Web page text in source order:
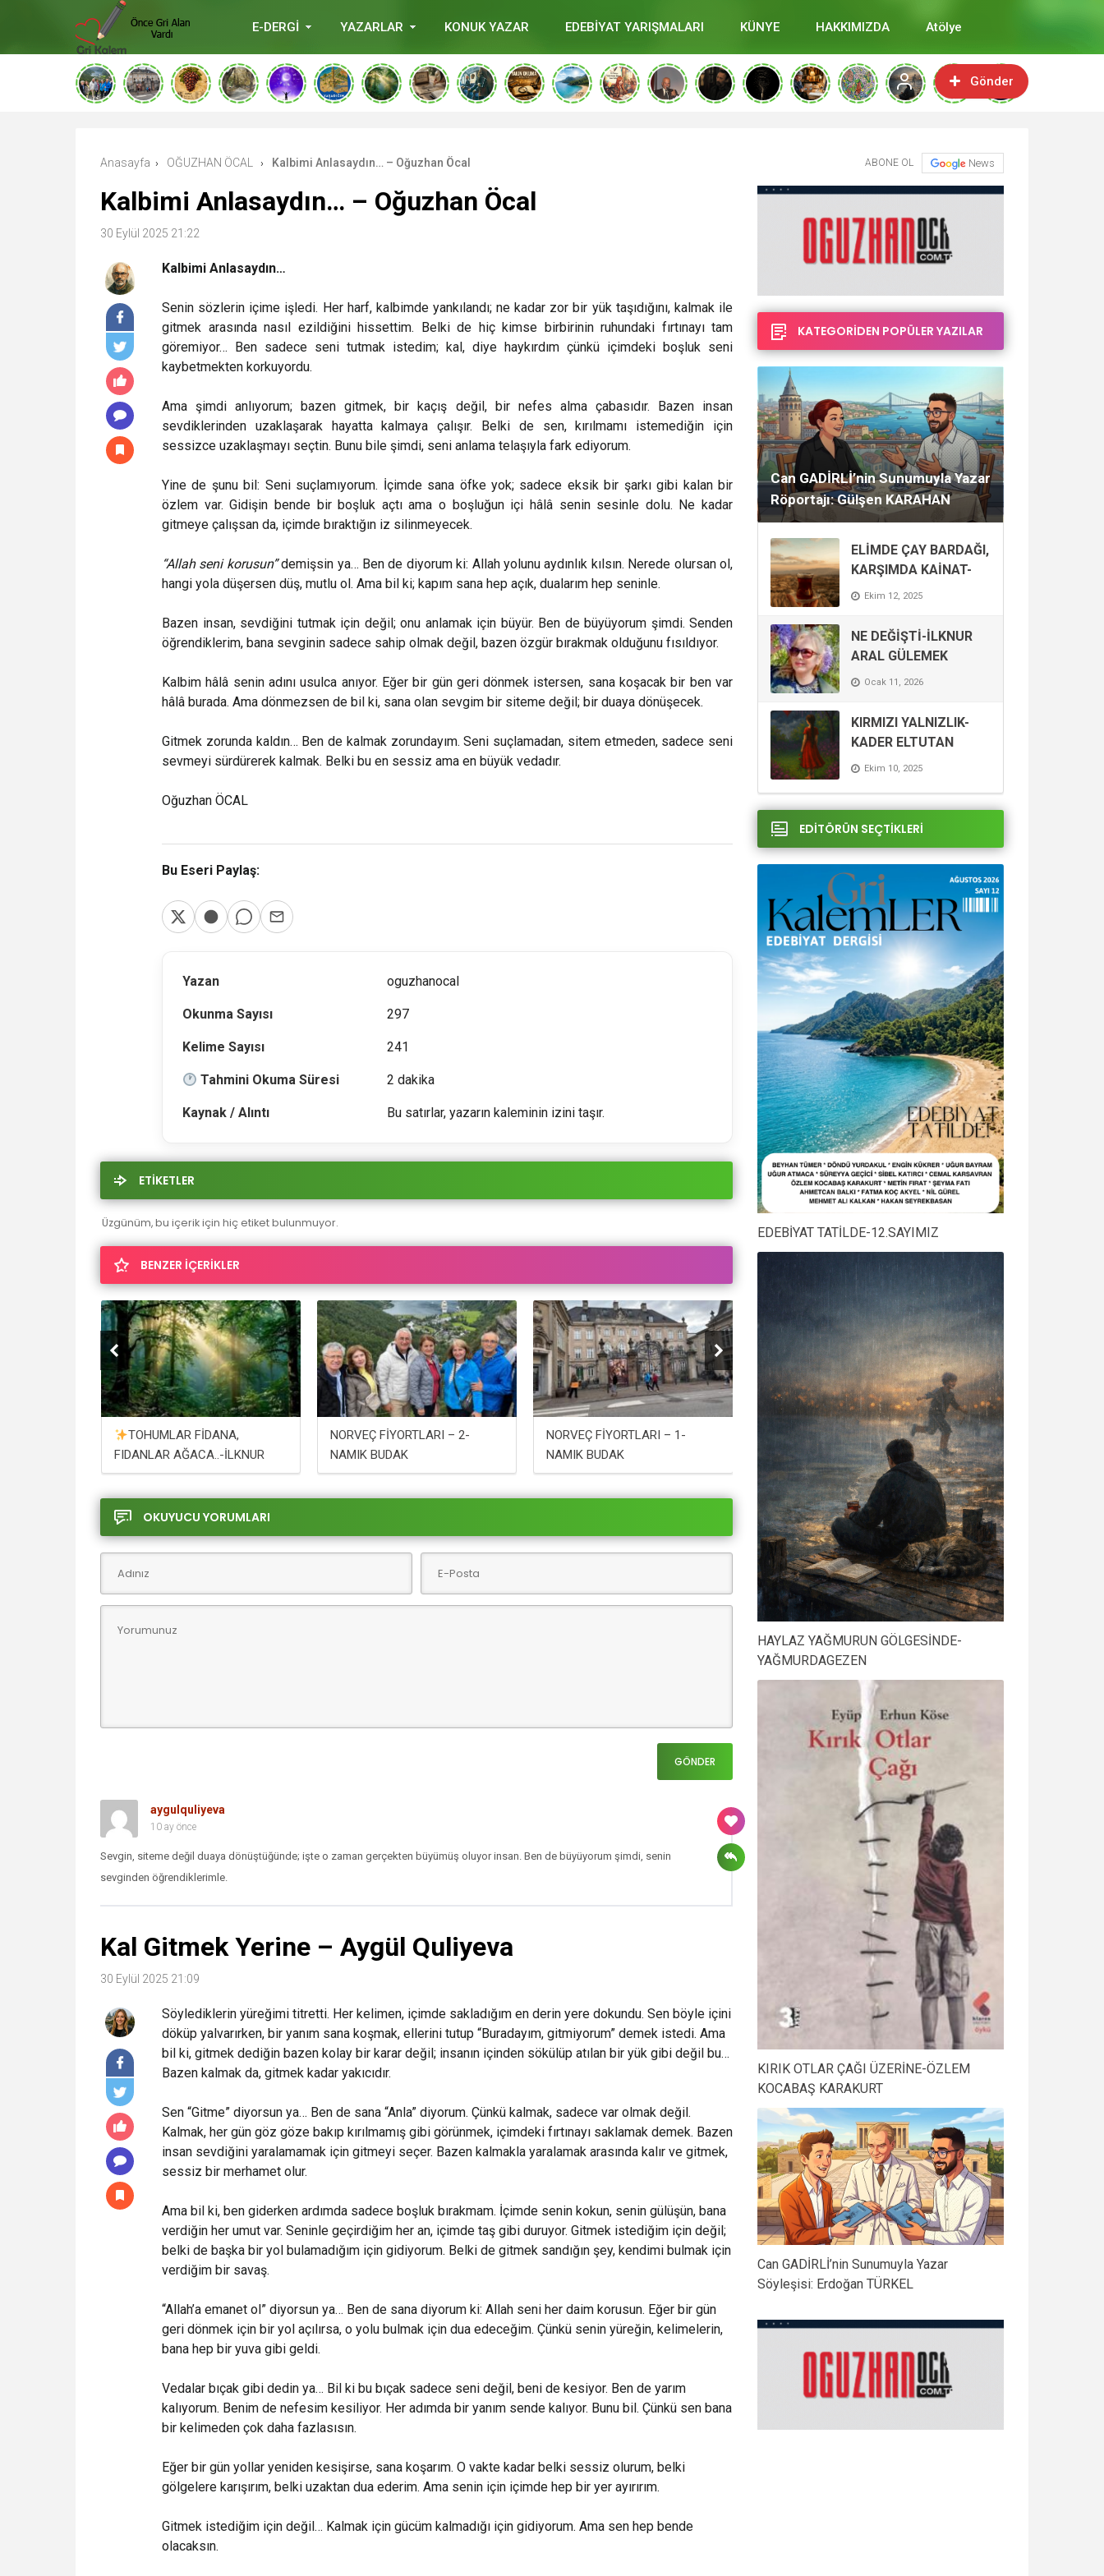
E-DERGİ YAZARLAR KONUK YAZAR EDEBİYAT YARIŞMALARI KÜNYE HAKKIMIZDA Atölye
Gönder
Anasayfa › OĞUZHAN ÖCAL › Kalbimi Anlasaydın… – Oğuzhan Öcal ABONE OL News
Kalbimi Anlasaydın… – Oğuzhan Öcal
30 Eylül 2025 21:22
Kalbimi Anlasaydın…
Senin sözlerin içime işledi. Her harf, kalbimde yankılandı; ne kadar zor bir yük taşıdığını, kalmak ile
gitmek arasında nasıl ezildiğini hissettim. Belki de hiç kimse birbirinin ruhundaki fırtınayı tam
göremiyor… Ben sadece seni tutmak istedim; kal, diye haykırdım çünkü içimdeki boşluk seni
kaybetmekten korkuyordu.
Ama şimdi anlıyorum; bazen gitmek, bir kaçış değil, bir nefes alma çabasıdır. Bazen insan
sevdiklerinden uzaklaşarak hayatta kalmaya çalışır. Belki de sen, kırılmamı istemediğin için
sessizce uzaklaşmayı seçtin. Bunu bile şimdi, seni anlama telaşıyla fark ediyorum.
Yine de şunu bil: Seni suçlamıyorum. İçimde sana öfke yok; sadece eksik bir şarkı gibi kalan bir
özlem var. Gidişin bende bir boşluk açtı ama o boşluğun içi hâlâ senin sesinle dolu. Ne kadar
gitmeye çalışsan da, içimde bıraktığın iz silinmeyecek.
“Allah seni korusun”demişsin ya… Ben de diyorum ki: Allah yolunu aydınlık kılsın. Nerede olursan ol,
hangi yola düşersen düş, mutlu ol. Ama bil ki; kapım sana hep açık, dualarım hep seninle.
Bazen insan, sevdiğini tutmak için değil; onu anlamak için büyür. Ben de büyüyorum şimdi. Senden
öğrendiklerim, bana sevginin sadece sahip olmak değil, bazen özgür bırakmak olduğunu fısıldıyor.
Kalbim hâlâ senin adını usulca anıyor. Eğer bir gün geri dönmek istersen, sana koşacak bir ben var
hâlâ burada. Ama dönmezsen de bil ki, sana olan sevgim bir siteme değil; bir duaya dönüşecek.
Gitmek zorunda kaldın… Ben de kalmak zorundayım. Seni suçlamadan, sitem etmeden, sadece seni
sevmeyi sürdürerek kalmak. Belki bu en sessiz ama en büyük vedadır.
Oğuzhan ÖCAL
Bu Eseri Paylaş:
Yazan oguzhanocal
Okunma Sayısı 297
Kelime Sayısı 241
Tahmini Okuma Süresi 2 dakika
Kaynak / Alıntı Bu satırlar, yazarın kaleminin izini taşır.
ETİKETLER
Üzgünüm, bu içerik için hiç etiket bulunmuyor.
BENZER İÇERİKLER
TOHUMLAR FİDANA,
FIDANLAR AĞACA..-İLKNUR
ARAL GÜLEMEK
NORVEÇ FİYORTLARI – 2-
NAMIK BUDAK
NORVEÇ FİYORTLARI – 1-
NAMIK BUDAK
AYLARDAN ÜZÜM-SÜREYYA
GEÇİCİ
DÖRT GÜNLÜK SU
NAMIK BUDAK
OKUYUCU YORUMLARI
aygulquliyeva
10 ay önce
Sevgin, siteme değil duaya dönüştüğünde; işte o zaman gerçekten büyümüş oluyor insan. Ben de büyüyorum şimdi, senin
sevginden öğrendiklerimle.
Kal Gitmek Yerine – Aygül Quliyeva
30 Eylül 2025 21:09
Söylediklerin yüreğimi titretti. Her kelimen, içimde sakladığım en derin yere dokundu. Sen böyle içini
döküp yalvarırken, bir yanım sana koşmak, ellerini tutup “Buradayım, gitmiyorum” demek istedi. Ama
bil ki, gitmek dediğin bazen kolay bir karar değil; insanın içinden sökülüp atılan bir yük gibi değil bu…
Bazen kalmak da, gitmek kadar yakıcıdır.
Sen “Gitme” diyorsun ya… Ben de sana “Anla” diyorum. Çünkü kalmak, sadece var olmak değil.
Kalmak, her gün göz göze bakıp kırılmamış gibi görünmek, içimdeki fırtınayı saklamak demek. Bazen
insan sevdiğini yaralamamak için gitmeyi seçer. Bazen kalmakla yaralamak arasında kalır ve gitmek,
sessiz bir merhamet olur.
Ama bil ki, ben giderken ardımda sadece boşluk bırakmam. İçimde senin kokun, senin gülüşün, bana
verdiğin her umut var. Seninle geçirdiğim her an, içimde taş gibi duruyor. Gitmek istediğim için değil;
belki de başka bir yol bulamadığım için gidiyorum. Belki de gitmek sandığın şey, kendimi bulmak için
verdiğim bir savaş.
“Allah’a emanet ol” diyorsun ya… Ben de sana diyorum ki: Allah seni her daim korusun. Eğer bir gün
geri dönmek için bir yol açılırsa, o yolu bulmak için dua edeceğim. Çünkü senin yüreğin, kelimelerin,
bana hep bir yuva gibi geldi.
Vedalar bıçak gibi dedin ya… Bil ki bu bıçak sadece seni değil, beni de kesiyor. Ben de yarım
kalıyorum. Benim de nefesim kesiliyor. Her adımda bir yanım sende kalıyor. Bunu bil. Çünkü sen bana
bir kelimeden çok daha fazlasısın.
Eğer bir gün yollar yeniden kesişirse, sana koşarım. O vakte kadar belki sessiz olurum, belki
gölgelere karışırım, belki uzaktan dua ederim. Ama senin için içimde hep bir yer ayırırım.
Gitmek istediğim için değil… Kalmak için gücüm kalmadığı için gidiyorum. Ama sen hep bende
olacaksın.
KATEGORİDEN POPÜLER YAZILAR
Mayıs 13, 2026
Can GADİRLİ’nin Sunumuyla Yazar
Röportajı: Gülşen KARAHAN
ELİMDE ÇAY BARDAĞI,
KARŞIMDA KAİNAT-
SECDE’KAR
Ekim 12, 2025
NE DEĞİŞTİ-İLKNUR
ARAL GÜLEMEK
Ocak 11, 2026
KIRMIZI YALNIZLIK-
KADER ELTUTAN
Ekim 10, 2025
EDİTÖRÜN SEÇTİKLERİ
EDEBİYAT TATİLDE-12.SAYIMIZ
HAYLAZ YAĞMURUN GÖLGESİNDE-
YAĞMURDAGEZEN
KIRIK OTLAR ÇAĞI ÜZERİNE-ÖZLEM
KOCABAŞ KARAKURT
Can GADİRLİ’nin Sunumuyla Yazar
Söyleşisi: Erdoğan TÜRKEL